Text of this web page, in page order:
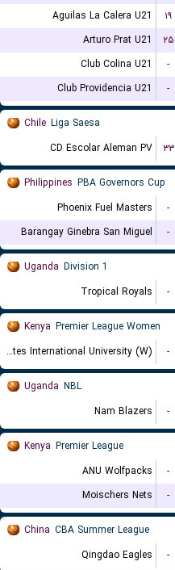
Aguilas La Calera U21
۱۹
Arturo Prat U21
۲۵
Club Colina U21
-
Club Providencia U21
-
Chile Liga Saesa
CD Escolar Aleman PV
۳۳
Philippines PBA Governors Cup
Phoenix Fuel Masters
-
Barangay Ginebra San Miguel
-
Uganda Division 1
Tropical Royals
-
Kenya Premier League Women
United States International University (W)
-
Uganda NBL
Nam Blazers
-
Kenya Premier League
ANU Wolfpacks
-
Moischers Nets
-
China CBA Summer League
Qingdao Eagles
-